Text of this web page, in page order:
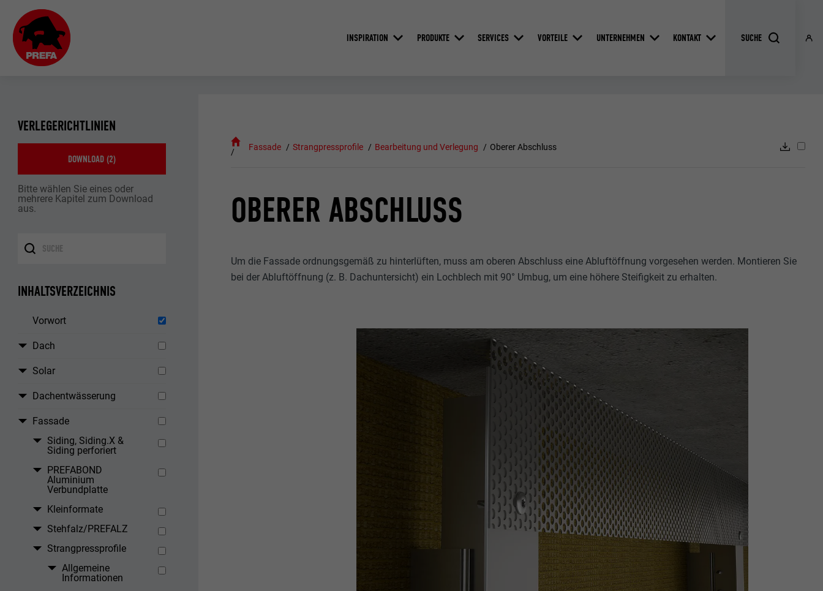
INSPIRATION PRODUKTE SERVICES VORTEILE UNTERNEHMEN KONTAKT
VERLEGERICHTLINIEN
DOWNLOAD (2)
Bitte wählen Sie eines oder
mehrere Kapitel zum Download
aus.
INHALTSVERZEICHNIS
Vorwort
Dach
Solar
Dachentwässerung
Fassade
Siding, Siding.X &
Siding perforiert
PREFABOND
Aluminium
Verbundplatte
Kleinformate
Stehfalz/PREFALZ
Strangpressprofile
Allgemeine
Informationen
Fassade Strangpressprofile Bearbeitung und Verlegung Oberer Abschluss
OBERER ABSCHLUSS
Um die Fassade ordnungsgemäß zu hinterlüften, muss am oberen Abschluss eine Abluftöffnung vorgesehen werden. Montieren Sie
bei der Abluftöffnung (z. B. Dachuntersicht) ein Lochblech mit 90° Umbug, um eine höhere Steifigkeit zu erhalten.